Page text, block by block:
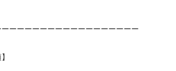
ーーーーーーーーーーーーーーーーー